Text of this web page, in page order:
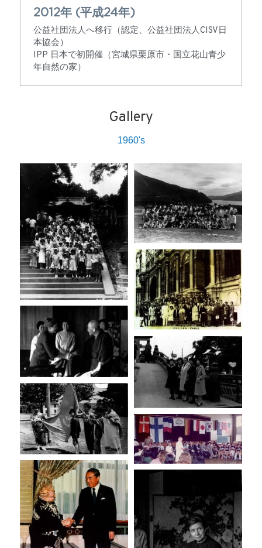
2012年 (平成24年)
公益社団法人へ移行（認定、公益社団法人CISV日
本協会）
IPP 日本で初開催（宮城県栗原市・国立花山青少
年自然の家）
Gallery
1960's